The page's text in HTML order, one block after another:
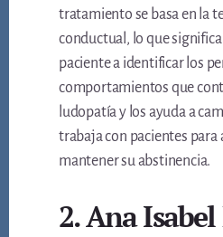
tratamiento se basa en la
conductual, lo que significa
paciente a identificar los
comportamientos que
ludopatía y los ayuda a
trabaja con pacientes para
mantener su abstinencia.
2. Ana